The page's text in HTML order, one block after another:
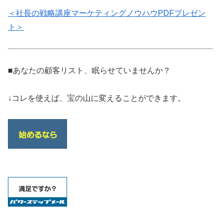
＜社長の戦略講座マーケティングノウハウPDFプレゼン
ト＞
■あなたの顧客リスト、眠らせていませんか？
↓コレを使えば、宝の山に変えることができます。